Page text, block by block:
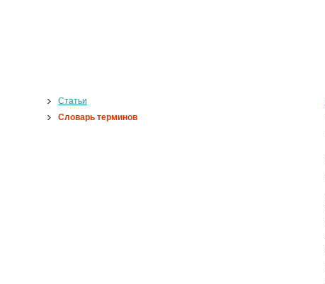
Статьи
Словарь терминов